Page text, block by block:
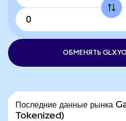
ОБМЕНЯТЬ
Последние данные рынка
Tokenized)